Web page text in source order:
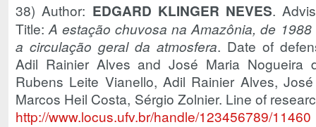
38) Author: EDGARD KLINGER NEVES.
Title:A estação chuvosa na Amazônia, de
a circulação geral da atmosfera. Date of
Adil Rainier Alves and José Maria Nogueira
Rubens Leite Vianello, Adil Rainier Alves,
Marcos Heil Costa, Sérgio Zolnier. Line of
http://www.locus.ufv.br/handle/123456789/11460